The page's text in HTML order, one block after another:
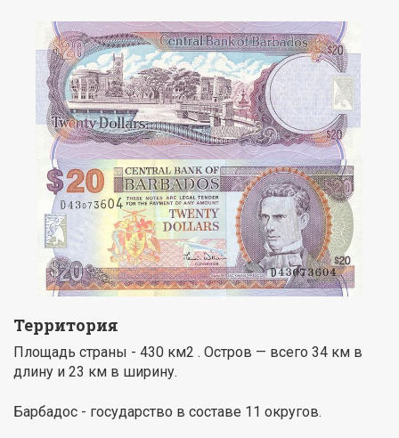
Территория
Площадь страны - 430 км2 . Остров — всего 34 км в
длину и 23 км в ширину.
Барбадос - государство в составе 11 округов.